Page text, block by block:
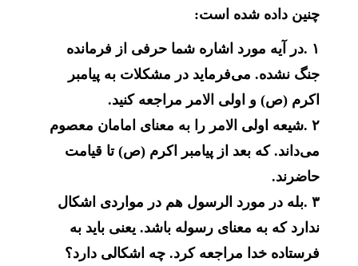
چنین داده شده است:
۱ .در آیه مورد اشاره شما حرفی از فرمانده
جنگ نشده. می‌فرماید در مشکلات به پیامبر
اکرم (ص) و اولی الامر مراجعه کنید.
۲ .شیعه اولی الامر را به معنای امامان معصوم
می‌داند. که بعد از پیامبر اکرم (ص) تا قیامت
حاضرند.
۳ .بله در مورد الرسول هم در مواردی اشکال
ندارد که به معنای رسوله باشد. یعنی باید به
فرستاده خدا مراجعه کرد. چه اشکالی دارد؟